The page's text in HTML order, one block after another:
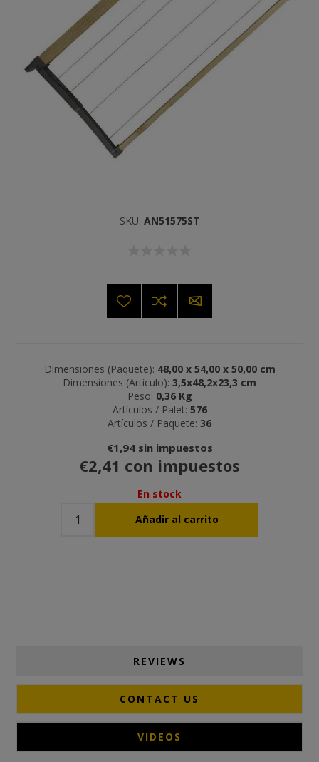
SKU: AN51575ST
Dimensiones (Paquete): 48,00 x 54,00 x 50,00 cm
Dimensiones (Artículo): 3,5x48,2x23,3 cm
Peso: 0,36 Kg
Artículos / Palet: 576
Artículos / Paquete: 36
€1,94 sin impuestos
€2,41 con impuestos
En stock
REVIEWS
CONTACT US
VIDEOS